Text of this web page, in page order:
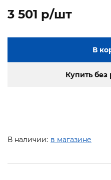
3 501 p/шт
В
Купить без
В наличии: в магазине